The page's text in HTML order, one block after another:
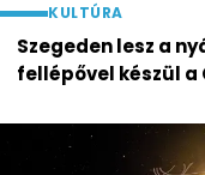
KULTÚRA
Szegeden lesz a
fellépővel készül a